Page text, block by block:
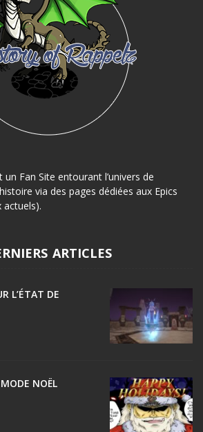
Fan Site entourant l’univers de
via des pages dédiées aux Epics
actuels).
ARTICLES
L’ÉTAT DE
NOËL